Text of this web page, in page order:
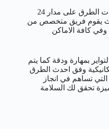
بنشر متنقل الكويت يقدم لكم خدمات الطرق على مدار 24
يقوم فريق متخصص من
كافة الاماكن
بمهارة ودقة كما يتم
وفق احدث الطرق
تساهم في انجاز
تحقق لك السلامة